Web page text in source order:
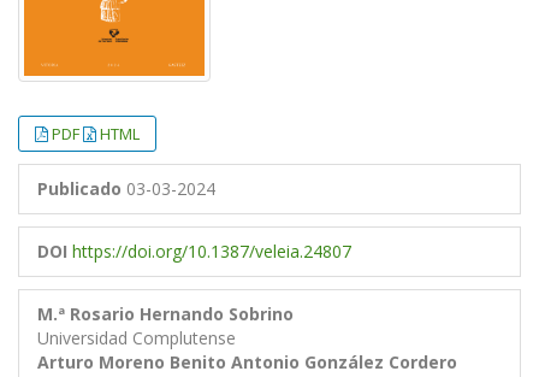
PDF HTML
Publicado 03-03-2024
DOI https://doi.org/10.1387/veleia.24807
M.ª Rosario Hernando Sobrino
Universidad Complutense
Arturo Moreno Benito Antonio González Cordero